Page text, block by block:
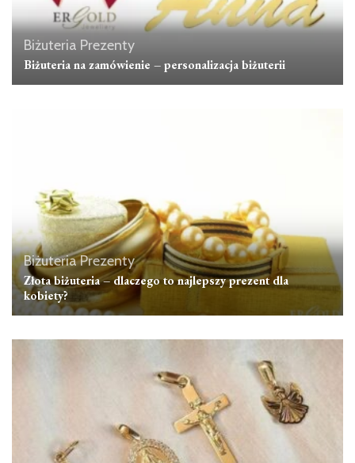
Biżuteria Prezenty
Biżuteria na zamówienie – personalizacja biżuterii
BiżuteriaPrezenty
Złota biżuteria – dlaczego to najlepszy prezent dla
kobiety?